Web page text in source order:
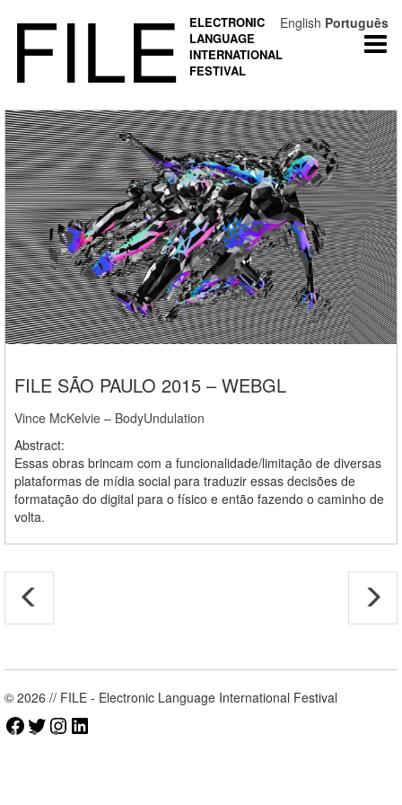
FILE
ELECTRONIC
LANGUAGE
INTERNATIONAL
FESTIVAL
FILE SÃO PAULO 2015 – WEBGL
Vince McKelvie – BodyUndulation
Abstract:
Essas obras brincam com a funcionalidade/limitação de diversas
plataformas de mídia social para traduzir essas decisões de
formatação do digital para o físico e então fazendo o caminho de
volta.
© 2026 // FILE - Electronic Language International Festival
Facebook
TwitterInstagram
English Português